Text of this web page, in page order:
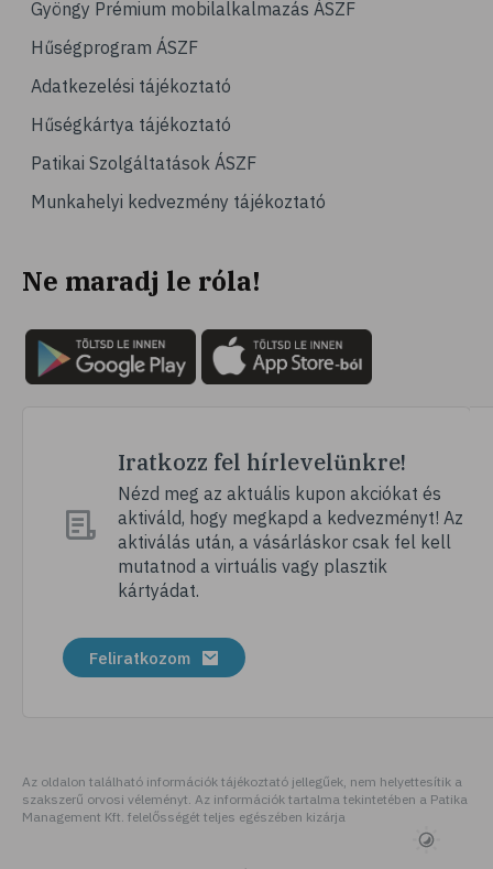
Gyöngy Prémium mobilalkalmazás ÁSZF
Hűségprogram ÁSZF
Adatkezelési tájékoztató
Hűségkártya tájékoztató
Patikai Szolgáltatások ÁSZF
Munkahelyi kedvezmény tájékoztató
Ne maradj le róla!
Iratkozz fel hírlevelünkre!
Nézd meg az aktuális kupon akciókat és
aktiváld, hogy megkapd a kedvezményt! Az
aktiválás után, a vásárláskor csak fel kell
mutatnod a virtuális vagy plasztik
kártyádat.
Feliratkozom
Az oldalon található információk tájékoztató jellegűek, nem helyettesítik a
szakszerű orvosi véleményt. Az információk tartalma tekintetében a Patika
Management Kft. felelősségét teljes egészében kizárja